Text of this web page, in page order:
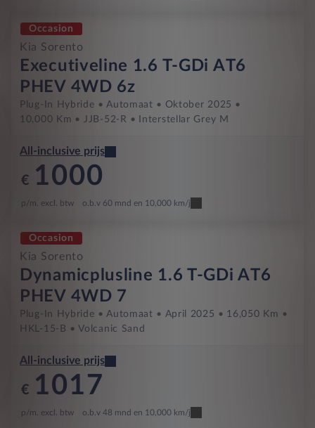
Occasion
Kia Sorento
Executiveline 1.6 T-GDi AT6
PHEV 4WD 6z
Plug-In Hybride Automaat
Oktober 2025
10,000 Km
JJB-52-R Interstellar Grey M
All-inclusive prijs
€ 1000
p/m. excl. btw o.b.v 60 mnd en 10,000 km/j
Occasion
Kia Sorento
Dynamicplusline 1.6 T-GDi AT6
PHEV 4WD 7
Plug-In Hybride Automaat April 2025
16,050 Km
HKL-15-B
Volcanic Sand
All-inclusive prijs
€ 1017
p/m. excl. btw o.b.v 48 mnd en 10,000 km/j